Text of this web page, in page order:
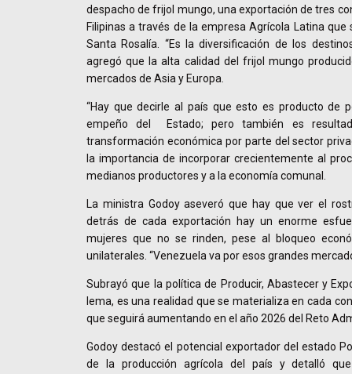
despacho de frijol mungo, una exportación de tres
Filipinas a través de la empresa Agrícola Latina
Santa Rosalía. “Es la diversificación de los
agregó que la alta calidad del frijol mungo
mercados de Asia y Europa.
“Hay que decirle al país que esto es producto de
empeño del Estado; pero también es
transformación económica por parte del sector
la importancia de incorporar crecientemente al
medianos productores y a la economía comunal.
La ministra Godoy aseveró que hay que ver el
detrás de cada exportación hay un enorme
mujeres que no se rinden, pese al bloqueo
unilaterales. “Venezuela va por esos grandes
Subrayó que la política de Producir, Abastecer y
lema, es una realidad que se materializa en cada
que seguirá aumentando en el año 2026 del Reto
Godoy destacó el potencial exportador del estado
de la producción agrícola del país y detalló